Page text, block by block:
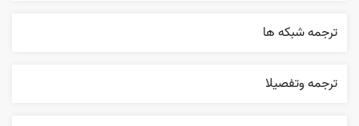
ترجمه شبکه ها
ترجمه وتفصيلا